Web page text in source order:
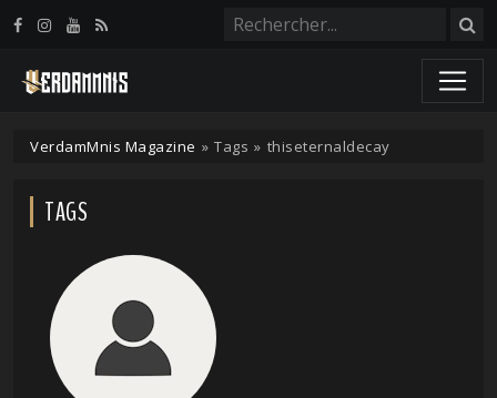
VerdamMnis Magazine » Tags » thiseternaldecay
TAGS
Panneau de gestion des cookies